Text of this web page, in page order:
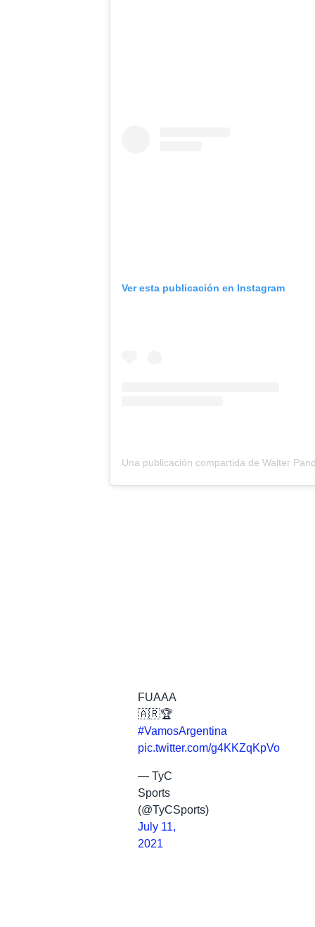
Ver esta publicación en Instagram
FUAAA
🇦🇷🏆
#VamosArgentina
pic.twitter.com/g4KKZqKpVo
— TyC
Sports
(@TyCSports)
July 11,
2021